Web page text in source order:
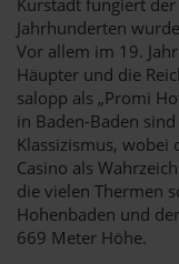
Jahrhunderten
Vor allem im 19.
Häupter und die
salopp als „Promi
in Baden-Baden
Klassizismus, wobei
Casino als
die vielen Thermen
Hohenbaden und
669 Meter Höhe.